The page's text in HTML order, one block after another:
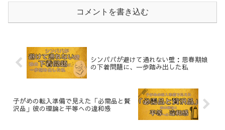
コメントを書き込む
シンパパが避けて通れない壁：思春期娘
の下着問題に、一歩踏み出した私
子がめの転入準備で見えた「必需品と贅
沢品」彼の理論と平等への違和感